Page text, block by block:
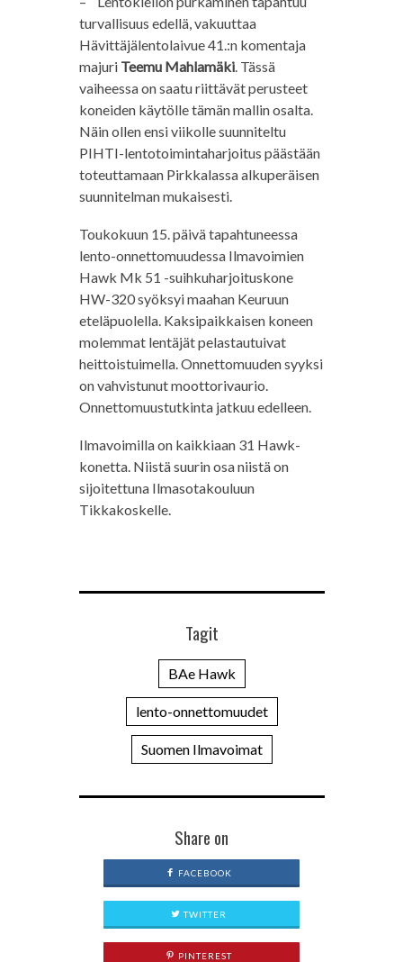
turvallisuus edellä, vakuuttaa
Hävittäjälentolaivue 41.:n komentaja
majuri Teemu Mahlamäki. Tässä
vaiheessa on saatu riittävät perusteet
koneiden käytölle tämän mallin osalta.
Näin ollen ensi viikolle suunniteltu
PIHTI-lentotoimintaharjoitus päästään
toteuttamaan Pirkkalassa alkuperäisen
suunnitelman mukaisesti.
Toukokuun 15. päivä tapahtuneessa
lento-onnettomuudessa Ilmavoimien
Hawk Mk 51 -suihkuharjoituskone
HW-320 syöksyi maahan Keuruun
eteläpuolella. Kaksipaikkaisen koneen
molemmat lentäjät pelastautuivat
heittoistuimella. Onnettomuuden syyksi
on vahvistunut moottorivaurio.
Onnettomuustutkinta jatkuu edelleen.
Ilmavoimilla on kaikkiaan 31 Hawk-
konetta. Niistä suurin osa niistä on
sijoitettuna Ilmasotakouluun
Tikkakoskelle.
Tagit
BAe Hawk
lento-onnettomuudet
Suomen Ilmavoimat
Share on
FACEBOOK
TWITTER
PINTEREST